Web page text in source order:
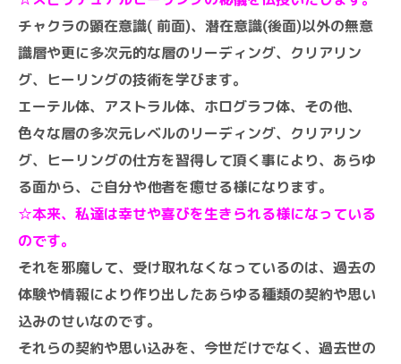
チャクラの顕在意識( 前面)、潜在意識(後面)以外の無意
識層や更に多次元的な層のリーディング、クリアリン
グ、ヒーリングの技術を学びます。
エーテル体、アストラル体、ホログラフ体、その他、
色々な層の多次元レベルのリーディング、クリアリン
グ、ヒーリングの仕方を習得して頂く事により、あらゆ
る面から、ご自分や他者を癒せる様になります。
☆本来、私達は幸せや喜びを生きられる様になっている
のです。
それを邪魔して、受け取れなくなっているのは、過去の
体験や情報により作り出したあらゆる種類の契約や思い
込みのせいなのです。
それらの契約や思い込みを、今世だけでなく、過去世の